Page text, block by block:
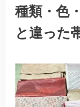
種類・色
と違った